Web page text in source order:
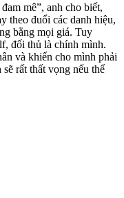
mê”, anh cho biết,
theo đuổi các danh hiệu,
bằng mọi giá. Tuy
đối thủ là chính mình.
và khiến cho mình phải
rất thất vọng nếu thể